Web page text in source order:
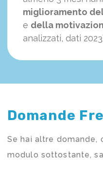
miglioramento
e della
analizzati, dati
Domande
Se hai altre
modulo sottostante,